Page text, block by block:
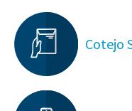
Cotejo